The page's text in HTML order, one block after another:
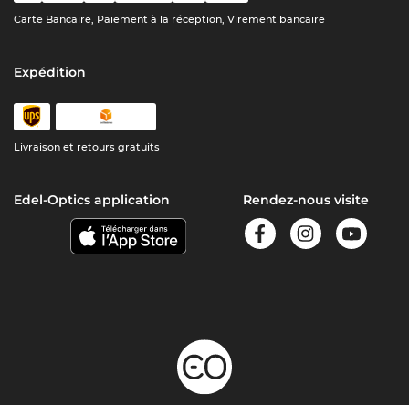
Carte Bancaire, Paiement à la réception, Virement bancaire
Expédition
Livraison et retours gratuits
Edel-Optics application Rendez-nous visite